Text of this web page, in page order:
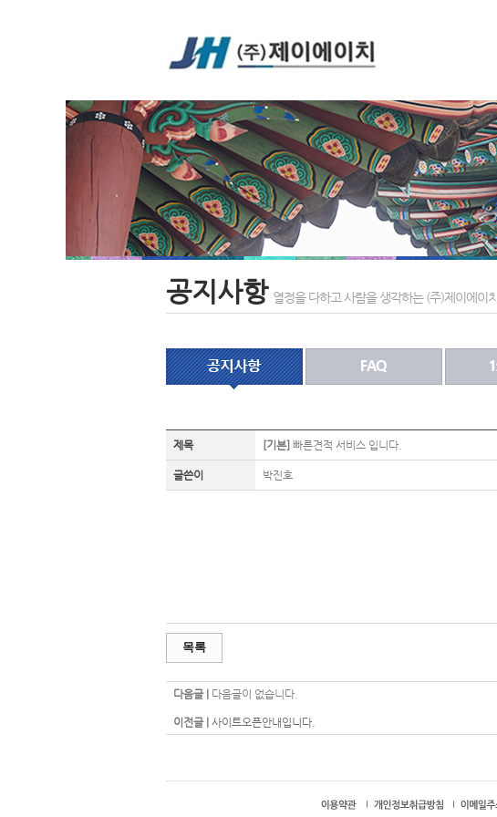
공지사항 열정을 다하고 사람을 생각하는 (주)제이에이치
제목 [기본] 빠른견적 서비스 입니다.
글쓴이 박진호
목록
다음글 | 다음글이 없습니다.
이전글 | 사이트오픈안내입니다.